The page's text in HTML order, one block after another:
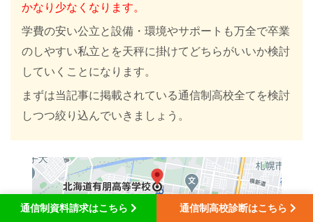
かなり少なくなります。
学費の安い公立と設備・環境やサポートも万全で卒業
のしやすい私立とを天秤に掛けてどちらがいいか検討
していくことになります。
まずは当記事に掲載されている通信制高校全てを検討
しつつ絞り込んでいきましょう。
通信制資料請求はこちら 通信制高校診断はこちら